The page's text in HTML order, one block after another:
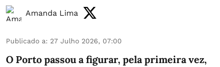
Amanda Lima
Publicado a: 27 Julho 2026, 07:00
O Porto passou a figurar, pela primeira vez,